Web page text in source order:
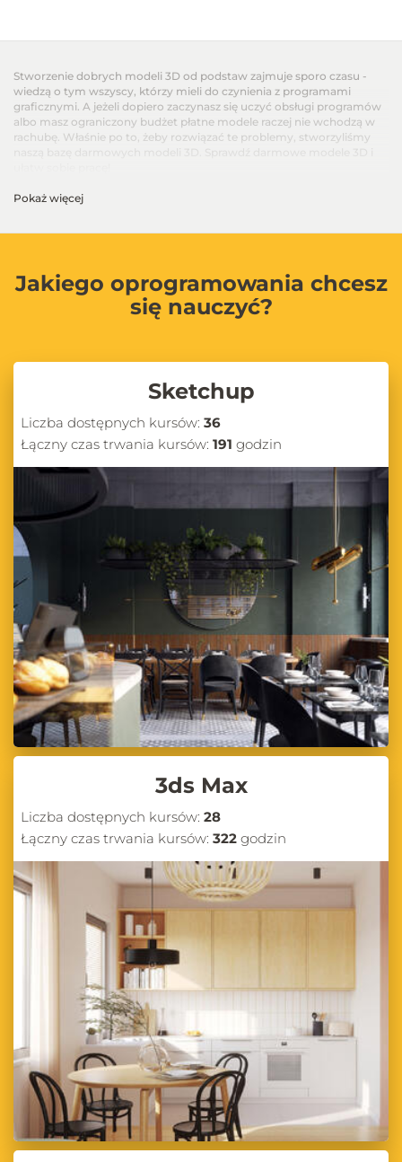
Stworzenie dobrych modeli 3D od podstaw zajmuje sporo czasu -
wiedzą o tym wszyscy, którzy mieli do czynienia z programami
graficznymi. A jeżeli dopiero zaczynasz się uczyć obsługi programów
albo masz ograniczony budżet płatne modele raczej nie wchodzą w
rachubę. Właśnie po to, żeby rozwiązać te problemy, stworzyliśmy
Pokaż więcej
Jakiego oprogramowania chcesz
się nauczyć?
Sketchup
Liczba dostępnych kursów: 36
Łączny czas trwania kursów: 191 godzin
3ds Max
Liczba dostępnych kursów: 28
Łączny czas trwania kursów: 322 godzin